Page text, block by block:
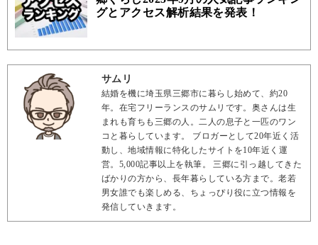
グとアクセス解析結果を発表！
サムリ
結婚を機に埼玉県三郷市に暮らし始めて、約20
年。在宅フリーランスのサムリです。奥さんは生
まれも育ちも三郷の人。二人の息子と一匹のワン
コと暮らしています。 ブロガーとして20年近く活
動し、地域情報に特化したサイトを10年近く運
営。5,000記事以上を執筆。 三郷に引っ越してきた
ばかりの方から、長年暮らしている方まで。老若
男女誰でも楽しめる、ちょっぴり役に立つ情報を
発信していきます。